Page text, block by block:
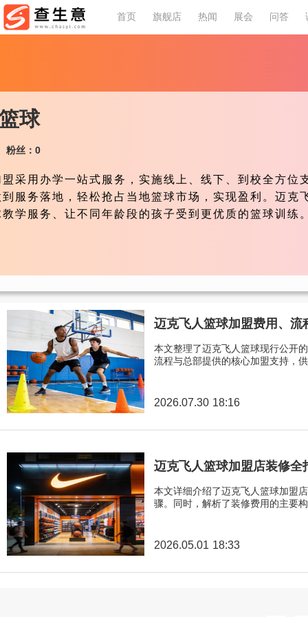
首页 旗舰店 热闻 展会 问答
球
粉丝：0
采用办学一站式服务，实施线上、线下、到校全方位
服务落地，轻松抢占当地篮球市场，实现盈利。迈克
学服务、让不同年龄段的孩子受到更优质的篮球训练
迈克飞人篮球加盟费用、流
本文整理了迈克飞人篮球现行公开
流程与总部提供的核心加盟支持，
2026.07.30 18:16
迈克飞人篮球加盟店装修
本文详细介绍了迈克飞人篮球加盟
骤。同时，解析了装修费用的主要
2026.05.01 18:33